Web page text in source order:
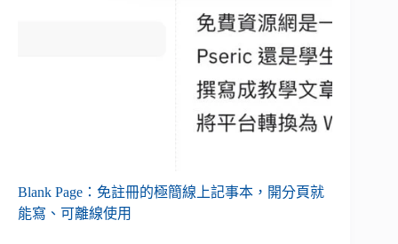
Blank Page：免註冊的極簡線上記事本，開分頁就
能寫、可離線使用